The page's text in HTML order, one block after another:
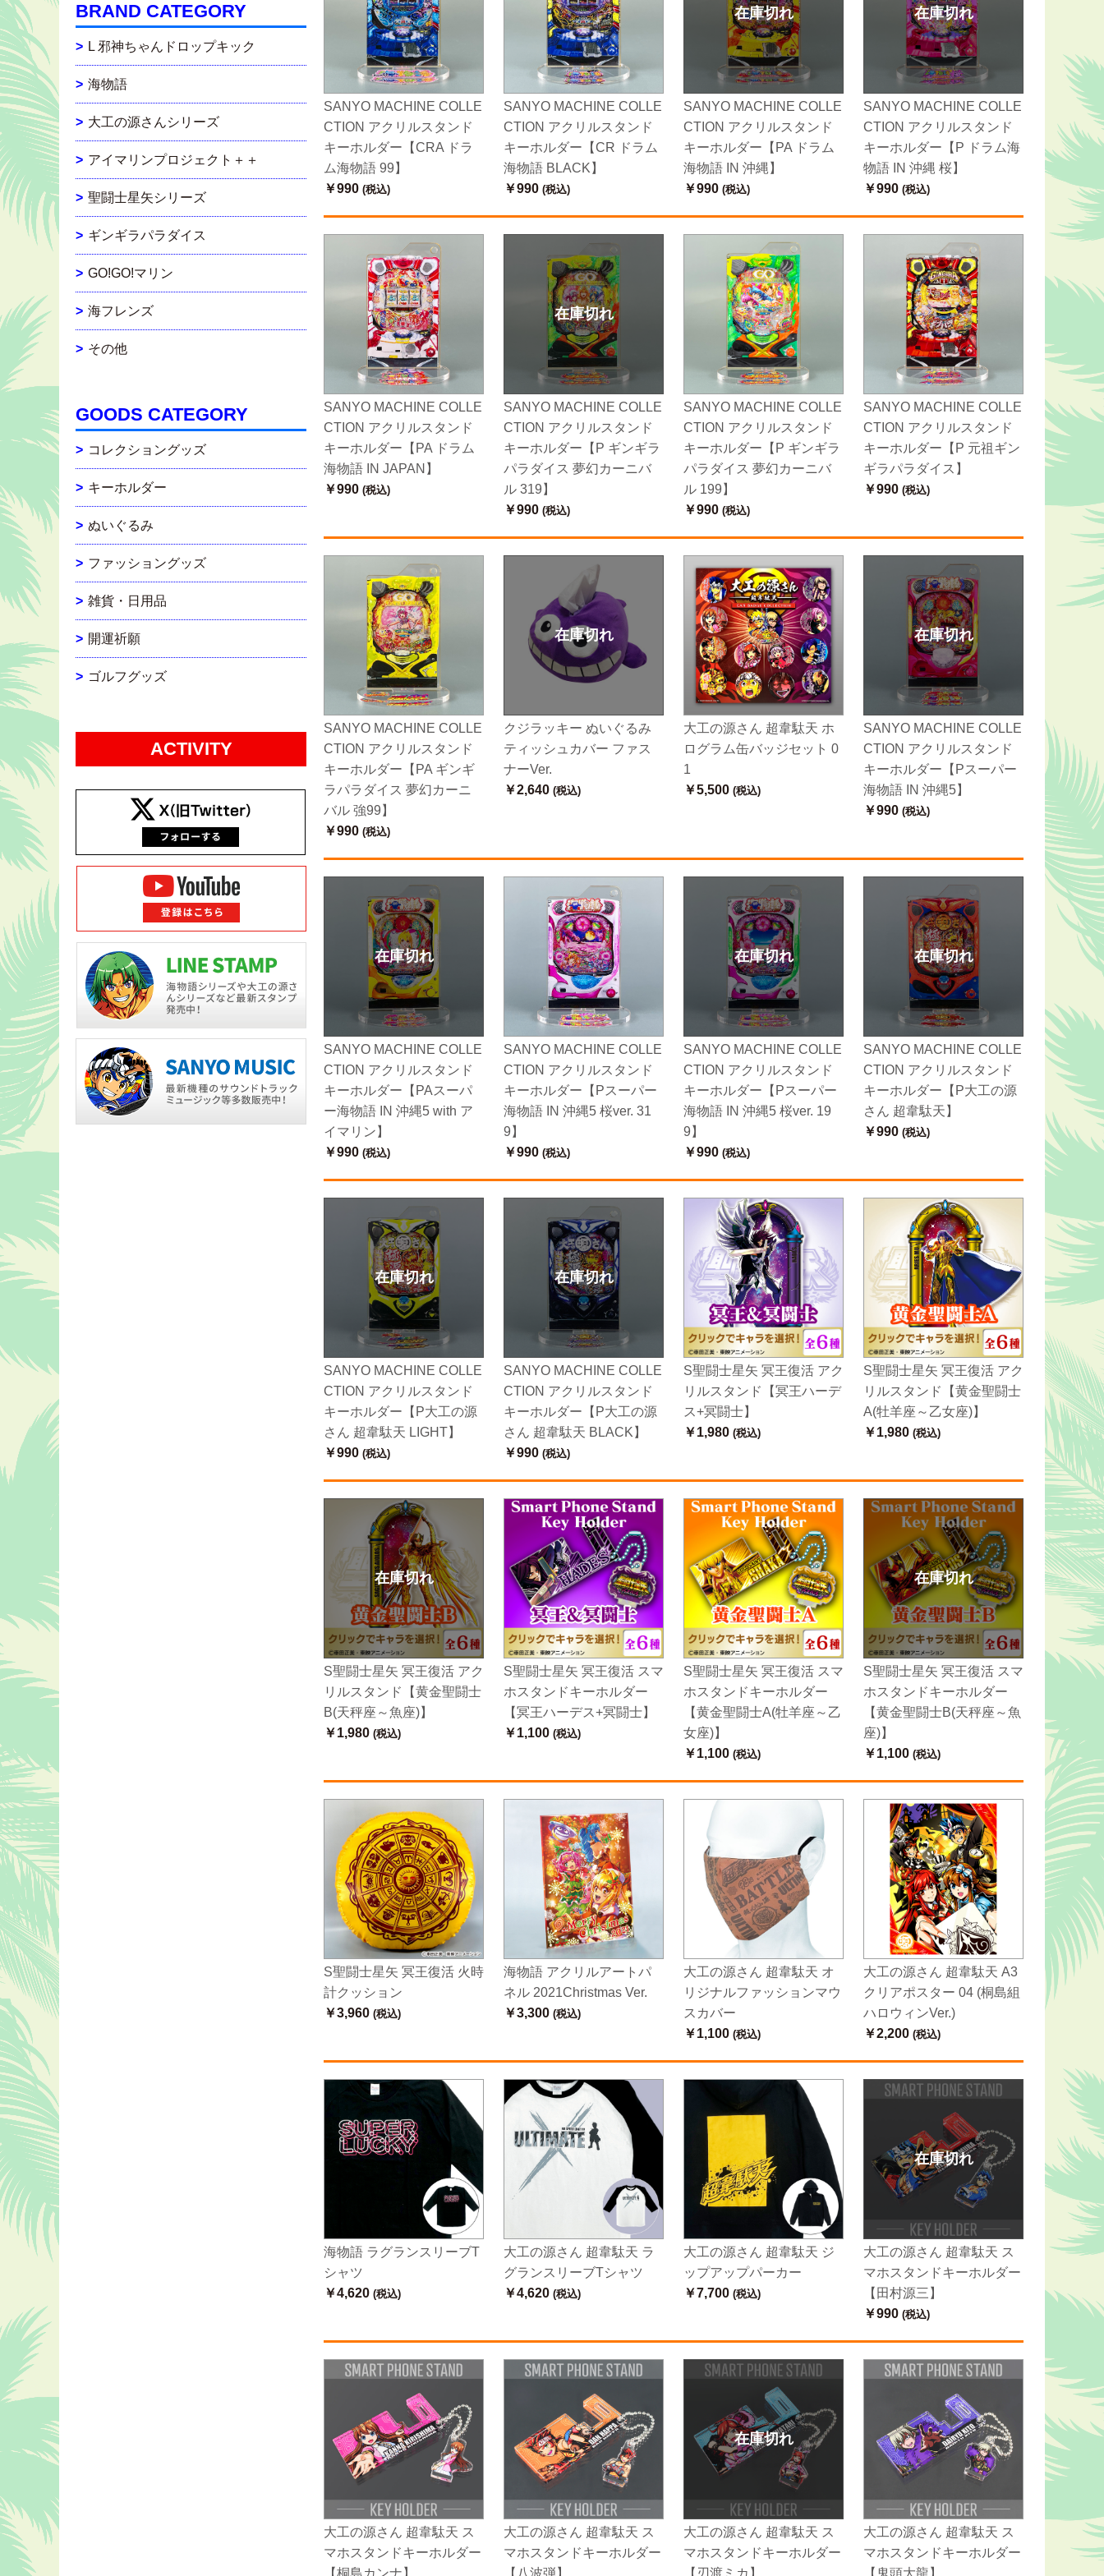
BRAND CATEGORY
L 邪神ちゃんドロップキック
海物語
大工の源さんシリーズ
アイマリンプロジェクト＋＋
聖闘士星矢シリーズ
ギンギラパラダイス
GO!GO!マリン
海フレンズ
その他
GOODS CATEGORY
コレクショングッズ
キーホルダー
ぬいぐるみ
ファッショングッズ
雑貨・日用品
開運祈願
ゴルフグッズ
ACTIVITY
SANYO MACHINE COLLE
CTION アクリルスタンド
キーホルダー【CRA ドラ
ム海物語 99】
￥990 (税込)
SANYO MACHINE COLLE
CTION アクリルスタンド
キーホルダー【CR ドラム
海物語 BLACK】
￥990 (税込)
在庫切れ
SANYO MACHINE COLLE
CTION アクリルスタンド
キーホルダー【PA ドラム
海物語 IN 沖縄】
￥990 (税込)
在庫切れ
SANYO MACHINE COLLE
CTION アクリルスタンド
キーホルダー【P ドラム海
物語 IN 沖縄 桜】
￥990 (税込)
SANYO MACHINE COLLE
CTION アクリルスタンド
キーホルダー【PA ドラム
海物語 IN JAPAN】
￥990 (税込)
在庫切れ
SANYO MACHINE COLLE
CTION アクリルスタンド
キーホルダー【P ギンギラ
パラダイス 夢幻カーニバ
ル 319】
￥990 (税込)
SANYO MACHINE COLLE
CTION アクリルスタンド
キーホルダー【P ギンギラ
パラダイス 夢幻カーニバ
ル 199】
￥990 (税込)
SANYO MACHINE COLLE
CTION アクリルスタンド
キーホルダー【P 元祖ギン
ギラパラダイス】
￥990 (税込)
SANYO MACHINE COLLE
CTION アクリルスタンド
キーホルダー【PA ギンギ
ラパラダイス 夢幻カーニ
バル 強99】
￥990 (税込)
在庫切れ
クジラッキー ぬいぐるみ
ティッシュカバー ファス
ナーVer.
￥2,640 (税込)
大工の源さん 超韋駄天 ホ
ログラム缶バッジセット 0
1
￥5,500 (税込)
在庫切れ
SANYO MACHINE COLLE
CTION アクリルスタンド
キーホルダー【Pスーパー
海物語 IN 沖縄5】
￥990 (税込)
在庫切れ
SANYO MACHINE COLLE
CTION アクリルスタンド
キーホルダー【PAスーパ
ー海物語 IN 沖縄5 with ア
イマリン】
￥990 (税込)
SANYO MACHINE COLLE
CTION アクリルスタンド
キーホルダー【Pスーパー
海物語 IN 沖縄5 桜ver. 31
9】
￥990 (税込)
在庫切れ
SANYO MACHINE COLLE
CTION アクリルスタンド
キーホルダー【Pスーパー
海物語 IN 沖縄5 桜ver. 19
9】
￥990 (税込)
在庫切れ
SANYO MACHINE COLLE
CTION アクリルスタンド
キーホルダー【P大工の源
さん 超韋駄天】
￥990 (税込)
在庫切れ
SANYO MACHINE COLLE
CTION アクリルスタンド
キーホルダー【P大工の源
さん 超韋駄天 LIGHT】
￥990 (税込)
在庫切れ
SANYO MACHINE COLLE
CTION アクリルスタンド
キーホルダー【P大工の源
さん 超韋駄天 BLACK】
￥990 (税込)
S聖闘士星矢 冥王復活 アク
リルスタンド【冥王ハーデ
ス+冥闘士】
￥1,980 (税込)
S聖闘士星矢 冥王復活 アク
リルスタンド【黄金聖闘士
A(牡羊座～乙女座)】
￥1,980 (税込)
在庫切れ
S聖闘士星矢 冥王復活 アク
リルスタンド【黄金聖闘士
B(天秤座～魚座)】
￥1,980 (税込)
S聖闘士星矢 冥王復活 スマ
ホスタンドキーホルダー
【冥王ハーデス+冥闘士】
￥1,100 (税込)
S聖闘士星矢 冥王復活 スマ
ホスタンドキーホルダー
【黄金聖闘士A(牡羊座～乙
女座)】
￥1,100 (税込)
在庫切れ
S聖闘士星矢 冥王復活 スマ
ホスタンドキーホルダー
【黄金聖闘士B(天秤座～魚
座)】
￥1,100 (税込)
S聖闘士星矢 冥王復活 火時
計クッション
￥3,960 (税込)
海物語 アクリルアートパ
ネル 2021Christmas Ver.
￥3,300 (税込)
大工の源さん 超韋駄天 オ
リジナルファッションマウ
スカバー
￥1,100 (税込)
大工の源さん 超韋駄天 A3
クリアポスター 04 (桐島組
ハロウィンVer.)
￥2,200 (税込)
海物語 ラグランスリーブT
シャツ
￥4,620 (税込)
大工の源さん 超韋駄天 ラ
グランスリーブTシャツ
￥4,620 (税込)
大工の源さん 超韋駄天 ジ
ップアップパーカー
￥7,700 (税込)
在庫切れ
大工の源さん 超韋駄天 ス
マホスタンドキーホルダー
【田村源三】
￥990 (税込)
大工の源さん 超韋駄天 ス
マホスタンドキーホルダー
【桐島カンナ】
大工の源さん 超韋駄天 ス
マホスタンドキーホルダー
【八波弾】
在庫切れ
大工の源さん 超韋駄天 ス
マホスタンドキーホルダー
【刃渡ミカ】
大工の源さん 超韋駄天 ス
マホスタンドキーホルダー
【鬼頭大龍】